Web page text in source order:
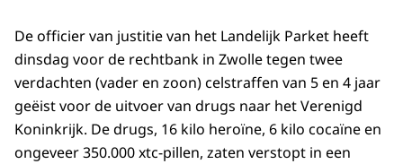
De officier van justitie van het Landelijk Parket heeft
dinsdag voor de rechtbank in Zwolle tegen twee
verdachten (vader en zoon) celstraffen van 5 en 4 jaar
geëist voor de uitvoer van drugs naar het Verenigd
Koninkrijk. De drugs, 16 kilo heroïne, 6 kilo cocaïne en
ongeveer 350.000 xtc-pillen, zaten verstopt in een